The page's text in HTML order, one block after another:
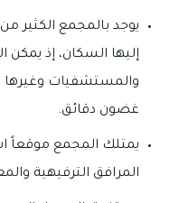
يوجد بالمجمع الكثير
إليها السكان، إذ يمكن
والمستشفيات
غضون دقائق.
يمتلك المجمع موقعاً
المرافق الترفيهية